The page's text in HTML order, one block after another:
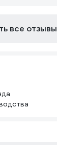
все отзывы